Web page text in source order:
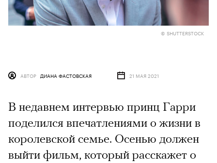
© SHUTTERSTOCK
АВТОР ДИАНА ФАСТОВСКАЯ 21 МАЯ 2021
В недавнем интервью принц Гарри
поделился впечатлениями о жизни в
королевской семье. Осенью должен
выйти фильм, который расскажет о